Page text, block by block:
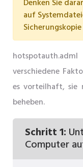
Denken Sie
auf
verschiedene
es vorteilhaft, sie
beheben.
Schritt 1:
Computer